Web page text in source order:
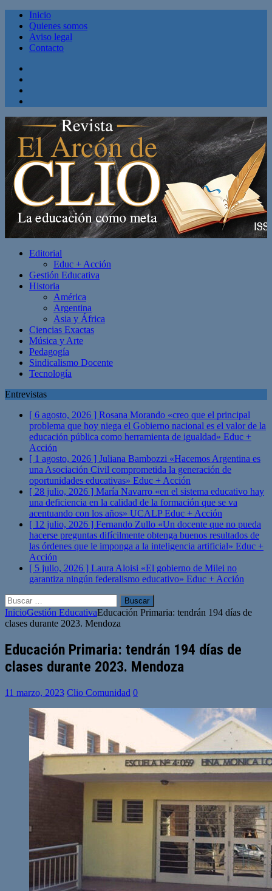
Inicio
Quienes somos
Aviso legal
Contacto
Editorial
Educ + Acción
Gestión Educativa
Historia
América
Argentina
Asia y África
Ciencias Exactas
Música y Arte
Pedagogía
Sindicalismo Docente
Tecnología
Entrevistas
[ 6 agosto, 2026 ] Rosana Morando «creo que el principal
problema que hoy niega el Gobierno nacional es el valor de la
educación pública como herramienta de igualdad» Educ +
Acción
[ 1 agosto, 2026 ] Juliana Bambozzi «Hacemos Argentina es
una Asociación Civil comprometida la generación de
oportunidades educativas» Educ + Acción
[ 28 julio, 2026 ] María Navarro «en el sistema educativo hay
una deficiencia en la calidad de la formación que se va
acentuando con los años» UCALPEduc + Acción
[ 12 julio, 2026 ] Fernando Zullo «Un docente que no pueda
hacerse preguntas difícilmente obtenga buenos resultados de
las órdenes que le imponga a la inteligencia artificial» Educ +
Acción
[ 5 julio, 2026 ] Laura Aloisi «El gobierno de Milei no
garantiza ningún federalismo educativo» Educ + Acción
Buscar:
InicioGestión EducativaEducación Primaria: tendrán 194 días de
clases durante 2023. Mendoza
Educación Primaria: tendrán 194 días de
clases durante 2023. Mendoza
11 marzo, 2023 Clio Comunidad 0